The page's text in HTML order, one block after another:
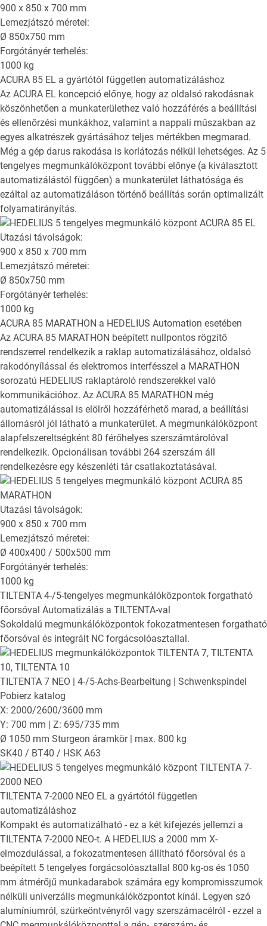
900 x 850 x 700 mm
Lemezjátszó méretei:
Ø 850x750 mm
Forgótányér terhelés:
1000 kg
ACURA 85 EL a gyártótól független automatizáláshoz
Az ACURA EL koncepció előnye, hogy az oldalsó rakodásnak
köszönhetően a munkaterülethez való hozzáférés a beállítási
és ellenőrzési munkákhoz, valamint a nappali műszakban az
egyes alkatrészek gyártásához teljes mértékben megmarad.
Még a gép darus rakodása is korlátozás nélkül lehetséges. Az 5
tengelyes megmunkálóközpont további előnye (a kiválasztott
automatizálástól függően) a munkaterület láthatósága és
ezáltal az automatizáláson történő beállítás során optimalizált
folyamatirányítás.
Utazási távolságok:
900 x 850 x 700 mm
Lemezjátszó méretei:
Ø 850x750 mm
Forgótányér terhelés:
1000 kg
ACURA 85 MARATHON a HEDELIUS Automation esetében
Az ACURA 85 MARATHON beépített nullpontos rögzítő
rendszerrel rendelkezik a raklap automatizálásához, oldalsó
rakodónyílással és elektromos interfésszel a MARATHON
sorozatú HEDELIUS raklaptároló rendszerekkel való
kommunikációhoz. Az ACURA 85 MARATHON még
automatizálással is elölről hozzáférhető marad, a beállítási
állomásról jól látható a munkaterület. A megmunkálóközpont
alapfelszereltségként 80 férőhelyes szerszámtárolóval
rendelkezik. Opcionálisan további 264 szerszám áll
rendelkezésre egy készenléti tár csatlakoztatásával.
Utazási távolságok:
900 x 850 x 700 mm
Lemezjátszó méretei:
Ø 400x400 / 500x500 mm
Forgótányér terhelés:
1000 kg
TILTENTA 4-/5-tengelyes megmunkálóközpontok forgatható
főorsóval Automatizálás a TILTENTA-val
Sokoldalú megmunkálóközpontok fokozatmentesen forgatható
főorsóval és integrált NC forgácsolóasztallal.
TILTENTA 7 NEO | 4-/5-Achs-Bearbeitung | Schwenkspindel
Pobierz katalog
X: 2000/2600/3600 mm
Y: 700 mm | Z: 695/735 mm
Ø 1050 mm Sturgeon áramkör | max. 800 kg
SK40 / BT40 / HSK A63
TILTENTA 7-2000 NEO EL a gyártótól független
automatizáláshoz
Kompakt és automatizálható - ez a két kifejezés jellemzi a
TILTENTA 7-2000 NEO-t. A HEDELIUS a 2000 mm X-
elmozdulással, a fokozatmentesen állítható főorsóval és a
beépített 5 tengelyes forgácsolóasztallal 800 kg-os és 1050
mm átmérőjű munkadarabok számára egy kompromisszumok
nélküli univerzális megmunkálóközpontot kínál. Legyen szó
alumíniumról, szürkeöntvényről vagy szerszámacélról - ezzel a